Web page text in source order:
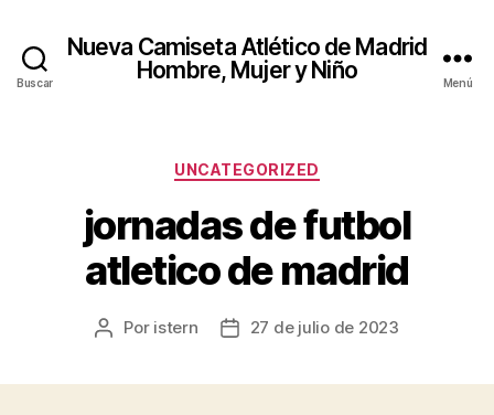
Buscar
Nueva Camiseta Atlético de Madrid
Hombre, Mujer y Niño
Menú
Categorías
UNCATEGORIZED
jornadas de futbol
atletico de madrid
Autor
Por istern
Fecha27 de julio de 2023